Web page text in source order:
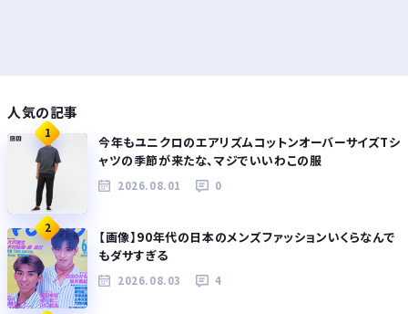
人気の記事
1
今年もユニクロのエアリズムコットンオーバーサイズTシ
ャツの季節が来たな、マジでいいわこの服
2026.08.01 0
2
【画像】90年代の日本のメンズファッションいくらなんで
もダサすぎる
2026.08.03 4